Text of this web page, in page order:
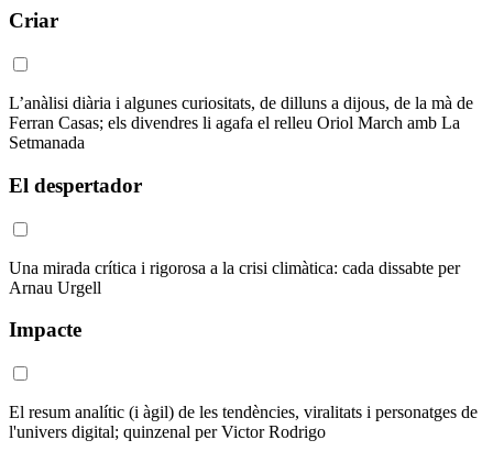
Criar
L’anàlisi diària i algunes curiositats, de dilluns a dijous, de la mà de
Ferran Casas; els divendres li agafa el relleu Oriol March amb La
Setmanada
El despertador
Una mirada crítica i rigorosa a la crisi climàtica: cada dissabte per
Arnau Urgell
Impacte
El resum analític (i àgil) de les tendències, viralitats i personatges de
l'univers digital; quinzenal per Victor Rodrigo